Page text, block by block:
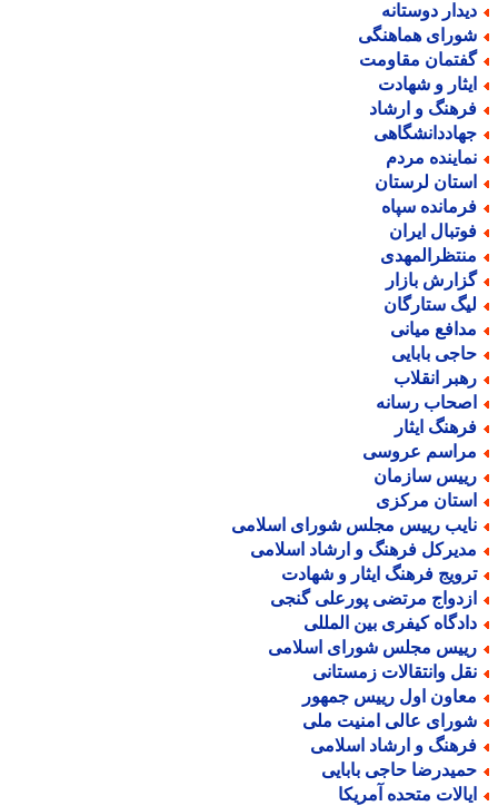
دوستانه
هماهنگی
مقاومت
و شهادت
و ارشاد
مردم
لرستان
سپاه
ایران
بازار
ستارگان
میانی
بابایی
انقلاب
رسانه
ایثار
عروسی
سازمان
مرکزی
رییس مجلس شورای اسلامی
فرهنگ و ارشاد اسلامی
فرهنگ ایثار و شهادت
مرتضی پورعلی گنجی
کیفری بین المللی
مجلس شورای اسلامی
وانتقالات زمستانی
اول رییس جمهور
عالی امنیت ملی
و ارشاد اسلامی
حاجی بابایی
متحده آمریکا